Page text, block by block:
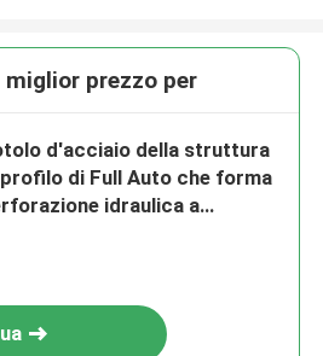
prezzo per
d'acciaio della struttura
di Full Auto che forma
idraulica a